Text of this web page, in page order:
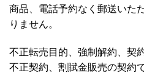
商品、電話予約なく郵送いた
りません。
不正転売目的、強制解約、契
不正契約、割賦金販売の契約